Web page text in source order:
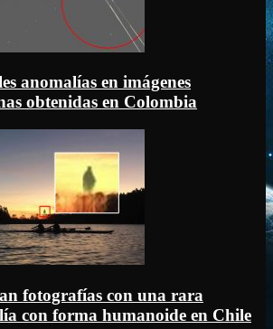
anomalías en imágenes
obtenidas en Colombia
fotografías con una rara
con forma humanoide en Chile